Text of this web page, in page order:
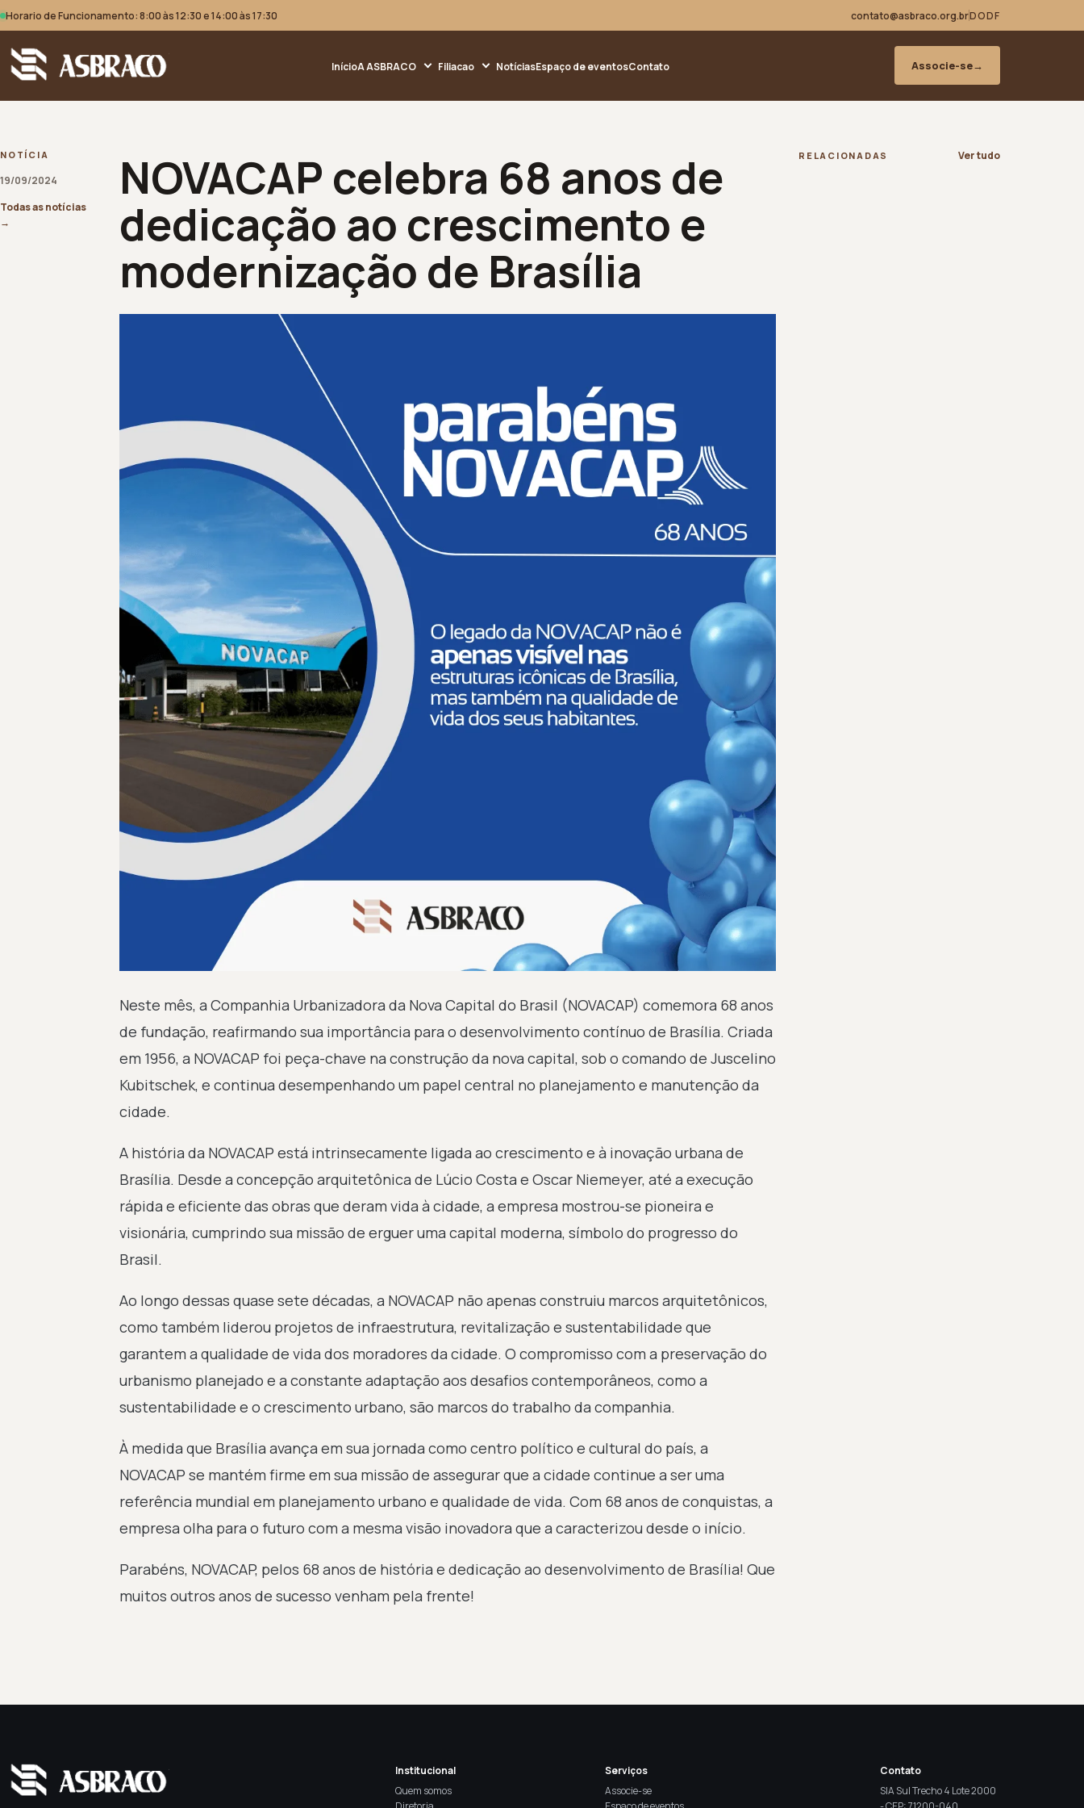
Horario de Funcionamento: 8:00 às 12:30 e 14:00 às 17:30 contato@asbraco.org.brDODF
InícioA ASBRACO Filiacao NotíciasEspaço de eventosContato Associe-se→
NOTÍCIA
19/09/2024
Todas as notícias
→
NOVACAP celebra 68 anos de
dedicação ao crescimento e
modernização de Brasília
Neste mês, a Companhia Urbanizadora da Nova Capital do Brasil (NOVACAP) comemora 68 anos
de fundação, reafirmando sua importância para o desenvolvimento contínuo de Brasília. Criada
em 1956, a NOVACAP foi peça-chave na construção da nova capital, sob o comando de Juscelino
Kubitschek, e continua desempenhando um papel central no planejamento e manutenção da
cidade.
A história da NOVACAP está intrinsecamente ligada ao crescimento e à inovação urbana de
Brasília. Desde a concepção arquitetônica de Lúcio Costa e Oscar Niemeyer, até a execução
rápida e eficiente das obras que deram vida à cidade, a empresa mostrou-se pioneira e
visionária, cumprindo sua missão de erguer uma capital moderna, símbolo do progresso do
Brasil.
Ao longo dessas quase sete décadas, a NOVACAP não apenas construiu marcos arquitetônicos,
como também liderou projetos de infraestrutura, revitalização e sustentabilidade que
garantem a qualidade de vida dos moradores da cidade. O compromisso com a preservação do
urbanismo planejado e a constante adaptação aos desafios contemporâneos, como a
sustentabilidade e o crescimento urbano, são marcos do trabalho da companhia.
À medida que Brasília avança em sua jornada como centro político e cultural do país, a
NOVACAP se mantém firme em sua missão de assegurar que a cidade continue a ser uma
referência mundial em planejamento urbano e qualidade de vida. Com 68 anos de conquistas, a
empresa olha para o futuro com a mesma visão inovadora que a caracterizou desde o início.
Parabéns, NOVACAP, pelos 68 anos de história e dedicação ao desenvolvimento de Brasília! Que
muitos outros anos de sucesso venham pela frente!
RELACIONADAS Ver tudo
Institucional
Quem somos
Serviços
Associe-se
Contato
SIA Sul Trecho 4 Lote 2000